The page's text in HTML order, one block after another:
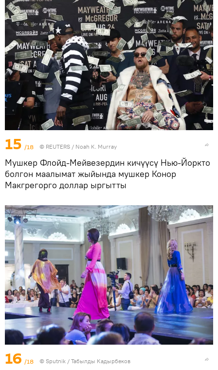
15 /18 © REUTERS / Noah K. Murray
Мушкер Флойд-Мейвезердин кичүүсү Нью-Йоркто
болгон маалымат жыйында мушкер Конор
Макгрегорго доллар ыргытты
16 /18 © Sputnik / Табылды Кадырбеков